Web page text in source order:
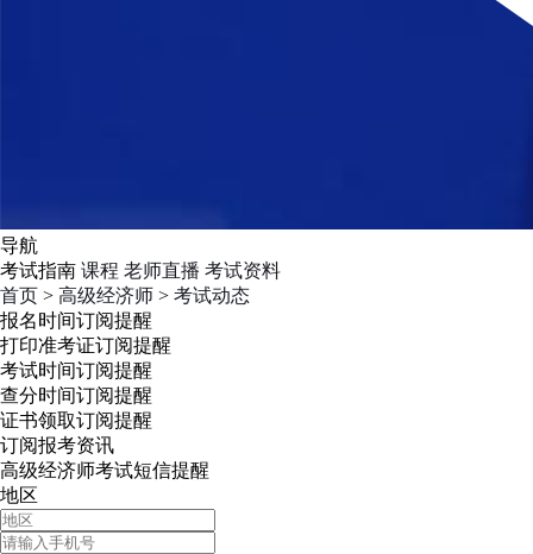
导航
考试指南 课程 老师直播 考试资料
首页 > 高级经济师 > 考试动态
报名时间订阅提醒
打印准考证订阅提醒
考试时间订阅提醒
查分时间订阅提醒
证书领取订阅提醒
订阅报考资讯
高级经济师考试短信提醒
地区